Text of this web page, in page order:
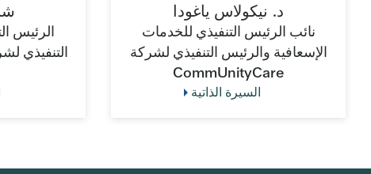
د. نيكولاس ياغودا
نائب الرئيس التنفيذي للخدمات
الإسعافية والرئيس التنفيذي لشركة
CommUnityCare
السيرة الذاتية
الرئيس
التنفيذي